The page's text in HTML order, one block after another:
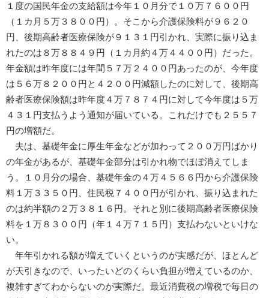
１度の国民年金の支給額は今年１０月分で１０万７６００円
（１カ月５万３８００円）。そこから介護保険料が９６２０
円、後期高齢者医療保険が９１３１円引かれ、実際に振り込ま
れたのは８万８８４９円（１カ月約４万４４００円）だった。
年金額は昨年度には年間５７万２４００円あったのが、今年度
は５６万８２００円と４２００円減額したのに対して、後期高
齢者医療保険額は昨年度４万７８７４円に対して今年度は５万
４３１円支払うよう通知が届いている。これだけでも２５５７
円の増額だ。
夫は、基礎年金に厚生年金などが加わって２００万円ばかり
の年金があるが、基礎年金部分は引かれ物でほぼ消えてしま
う。１０月分の場合、基礎年金の４万４５６６円から介護保険
料１万３３５０円、住民税７４００円が引かれ、振り込まれた
のは約半額の２万３８１６円。それと別に後期高齢者医療保険
料を１万８３００円（年１４万７１５円）支払わないといけな
い。
年年引かれる額が増えていくというのが実感だが、ほとんど
が天引きなので、いったいどのくらい負担が増えているのか、
複雑すぎてわからないのが実際だ。最近消費税の増税で毎日の